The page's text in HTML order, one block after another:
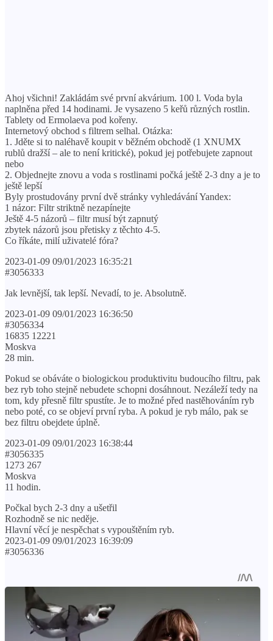
Ahoj všichni! Zakládám své první akvárium. 100 l. Voda byla
naplněna před 14 hodinami. Je vysazeno 5 keřů různých rostlin.
Tablety od Ermolaeva pod kořeny.
Internetový obchod s filtrem selhal. Otázka:
1. Jděte si to naléhavě koupit v běžném obchodě (1 XNUMX
rublů dražší – ale to není kritické), pokud jej potřebujete zapnout
nebo
2. Objednejte znovu a voda s rostlinami počká ještě 2-3 dny a je to
ještě lepší
Byly prostudovány první dvě stránky vyhledávání Yandex:
1 názor: Filtr striktně nezapínejte
Ještě 4-5 názorů – filtr musí být zapnutý
zbytek názorů jsou přetisky z těchto 4-5.
Co říkáte, milí uživatelé fóra?
2023-01-09 09/01/2023 16:35:21
#3056333
Jak levnější, tak lepší. Nevadí, to je. Absolutně.
2023-01-09 09/01/2023 16:36:50
#3056334
16835 12221
Moskva
28 min.
Pokud se obáváte o biologickou produktivitu budoucího filtru, pak
bez ryb toho stejně nebudete schopni dosáhnout. Nezáleží tedy na
tom, kdy přesně filtr spustíte. Je to možné před nastěhováním ryb
nebo poté, co se objeví první ryba. A pokud je ryb málo, pak se
bez filtru obejdete úplně.
2023-01-09 09/01/2023 16:38:44
#3056335
1273 267
Moskva
11 hodin.
Počkal bych 2-3 dny a ušetřil
Rozhodně se nic neděje.
Hlavní věcí je nespěchat s vypouštěním ryb.
2023-01-09 09/01/2023 16:39:09
#3056336